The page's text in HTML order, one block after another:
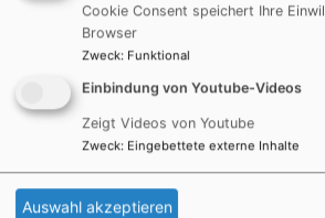
Zwischen 11 und 20 Uhr können Sie
erfragen.
Cookie Consent speichert Ihre
Browser
Zweck: Funktional
Einbindung von Youtube-Videos
Zeigt Videos von Youtube
Zweck: Eingebettete externe Inhalte
Auswahl akzeptieren